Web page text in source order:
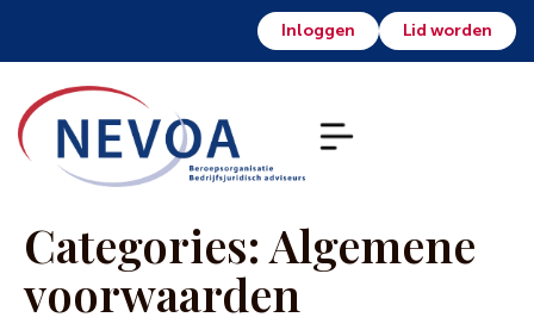
Inloggen Lid worden
Categories:Algemene
voorwaarden